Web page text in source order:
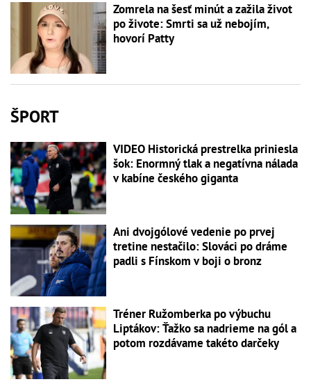
Zomrela na šesť minút a zažila život
po živote: Smrti sa už nebojím,
hovorí Patty
ŠPORT
VIDEO Historická prestrelka priniesla
šok: Enormný tlak a negatívna nálada
v kabíne českého giganta
Ani dvojgólové vedenie po prvej
tretine nestačilo: Slováci po dráme
padli s Fínskom v boji o bronz
Tréner Ružomberka po výbuchu
Liptákov: Ťažko sa nadrieme na gól a
potom rozdávame takéto darčeky